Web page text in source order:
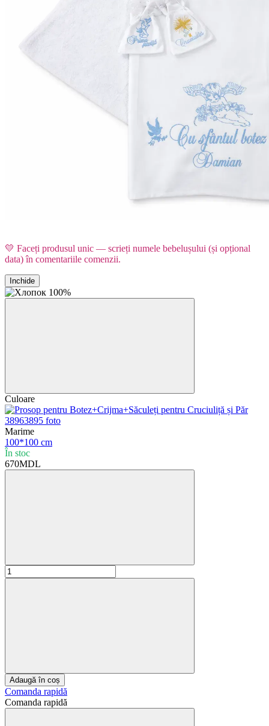
💛 Faceți produsul unic — scrieți numele bebelușului (și opțional
data) în comentariile comenzii.
Inchide
Culoare
Marime
100*100 cm
În stoc
670MDL
Adaugă în coș
Comanda rapidă
Comanda rapidă